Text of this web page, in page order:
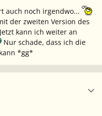
auch noch irgendwo...
der zweiten Version des
kann ich weiter an
Nur schade, dass ich die
*gg*